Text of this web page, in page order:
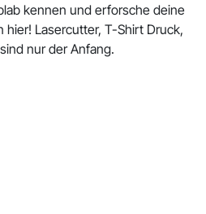
kennen und erforsche deine
Lasercutter, T-Shirt Druck,
nur der Anfang.